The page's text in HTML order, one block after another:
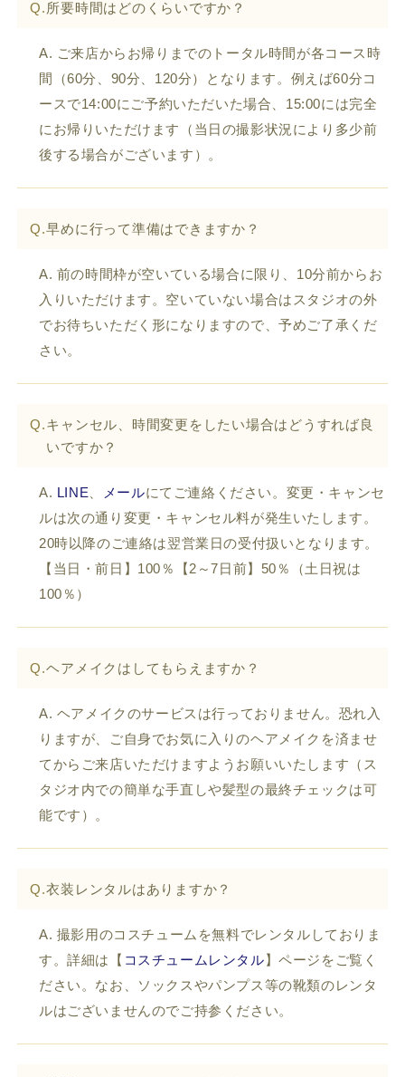
Q. 所要時間はどのくらいですか？
A. ご来店からお帰りまでのトータル時間が各コース時
間（60分、90分、120分）となります。例えば60分コ
ースで14:00にご予約いただいた場合、15:00には完全
にお帰りいただけます（当日の撮影状況により多少前
後する場合がございます）。
Q.早めに行って準備はできますか？
A. 前の時間枠が空いている場合に限り、10分前からお
入りいただけます。空いていない場合はスタジオの外
でお待ちいただく形になりますので、予めご了承くだ
さい。
Q.キャンセル、時間変更をしたい場合はどうすれば良
いですか？
A. LINE メールにてご連絡ください。変更・キャンセ
ルは次の通り変更・キャンセル料が発生いたします。
20時以降のご連絡は翌営業日の受付扱いとなります。
【当日・前日】100％【2～7日前】50％（土日祝は
100％）
Q.ヘアメイクはしてもらえますか？
A. ヘアメイクのサービスは行っておりません。恐れ入
りますが、ご自身でお気に入りのヘアメイクを済ませ
てからご来店いただけますようお願いいたします（ス
タジオ内での簡単な手直しや髪型の最終チェックは可
能です）。
Q.衣装レンタルはありますか？
A. 撮影用のコスチュームを無料でレンタルしておりま
す。詳細は【 コスチュームレンタル】ページをご覧く
ださい。なお、ソックスやパンプス等の靴類のレンタ
ルはございませんのでご持参ください。